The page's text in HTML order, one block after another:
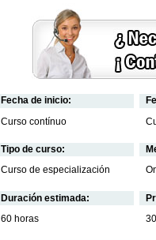
Fecha de inicio:
Curso contínuo
Tipo de curso:
Curso de especialización
Duración estimada:
60 horas